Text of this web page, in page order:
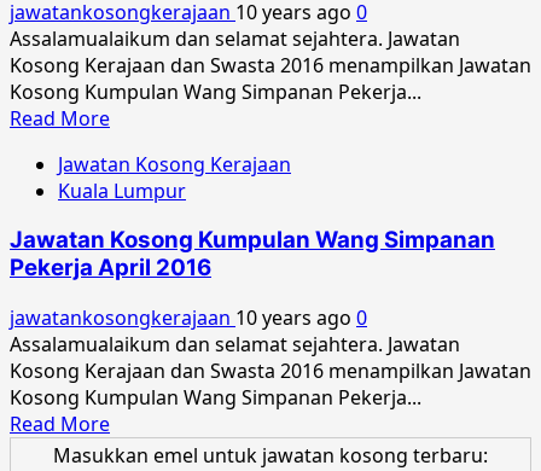
Pekerja
Ogos
2016
jawatankosongkerajaan 10 years ago 0
Assalamualaikum dan selamat sejahtera. Jawatan
Kosong Kerajaan dan Swasta 2016 menampilkan Jawatan
Kosong Kumpulan Wang Simpanan Pekerja...
Read MoreRead
about
Jawatan
Kumpulan
Wang
Pekerja
Mei
2016
Jawatan Kosong Kerajaan
Kuala Lumpur
Jawatan Kosong Kumpulan Wang Simpanan
Pekerja April 2016
jawatankosongkerajaan 10 years ago 0
Assalamualaikum dan selamat sejahtera. Jawatan
Kosong Kerajaan dan Swasta 2016 menampilkan Jawatan
Kosong Kumpulan Wang Simpanan Pekerja...
Read MoreRead
more
Masukkan emel untuk jawatan kosong terbaru: